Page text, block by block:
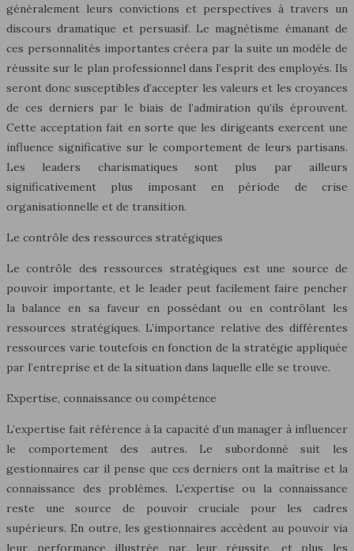
généralement leurs convictions et perspectives à travers un
discours dramatique et persuasif. Le magnétisme émanant de
ces personnalités importantes créera par la suite un modèle de
réussite sur le plan professionnel dans l’esprit des employés. Ils
seront donc susceptibles d’accepter les valeurs et les croyances
de ces derniers par le biais de l’admiration qu’ils éprouvent.
Cette acceptation fait en sorte que les dirigeants exercent une
influence significative sur le comportement de leurs partisans.
Les leaders charismatiques sont plus par ailleurs
significativement plus imposant en période de crise
organisationnelle et de transition.
Le contrôle des ressources stratégiques
Le contrôle des ressources stratégiques est une source de
pouvoir importante, et le leader peut facilement faire pencher
la balance en sa faveur en possédant ou en contrôlant les
ressources stratégiques. L’importance relative des différentes
ressources varie toutefois en fonction de la stratégie appliquée
par l’entreprise et de la situation dans laquelle elle se trouve.
Expertise, connaissance ou compétence
L’expertise fait référence à la capacité d’un manager à influencer
le comportement des autres. Le subordonné suit les
gestionnaires car il pense que ces derniers ont la maîtrise et la
connaissance des problèmes. L’expertise ou la connaissance
reste une source de pouvoir cruciale pour les cadres
supérieurs. En outre, les gestionnaires accèdent au pouvoir via
leur performance illustrée par leur réussite, et plus les